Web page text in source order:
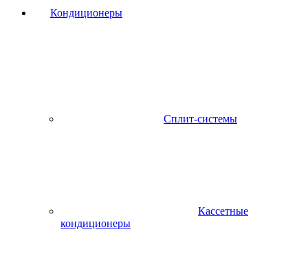
Кондиционеры
Сплит-системы
Кассетные
кондиционеры